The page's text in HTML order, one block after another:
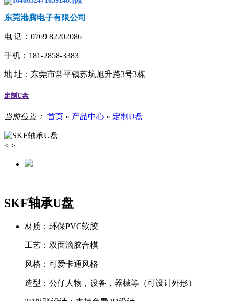
东莞港腾电子有限公司
电 话： 0769 82202086
手机：181-2858-3383
地 址： 东莞市常平镇苏坑旭升路3号3栋
定制U盘
当前位置： 首页 » 产品中心 » 定制U盘
< >
SKF轴承U盘
材质： 环保PVC软胶
工艺： 双面滴胶合模
风格： 可爱卡通风格
造型： 公仔人物，设备，器械等（可设计外形）